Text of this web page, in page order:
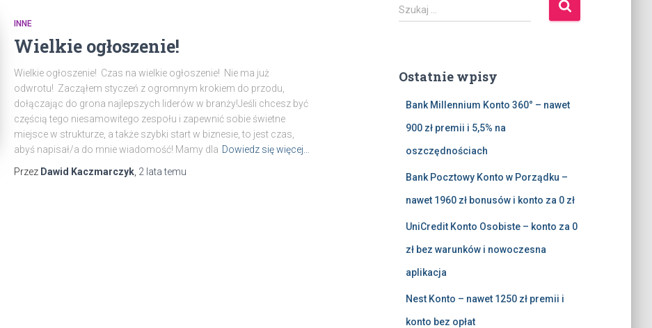
INNE
Wielkie ogłoszenie!
Wielkie ogłoszenie! Czas na wielkie ogłoszenie! Nie ma już
odwrotu! Zacząłem styczeń z ogromnym krokiem do przodu,
dołączając do grona najlepszych liderów w branży!Jeśli chcesz być
częścią tego niesamowitego zespołu i zapewnić sobie świetne
miejsce w strukturze, a także szybki start w biznesie, to jest czas,
abyś napisał/a do mnie wiadomość! Mamy dla Dowiedz się więcej…
Przez Dawid Kaczmarczyk 2 latatemu
S
z
j
Szukaj …
Ostatnie wpisy
Bank Millennium Konto 360° – nawet
900 zł premii i 5,5% na
oszczędnościach
Bank Pocztowy Konto w Porządku –
nawet 1960 zł bonusów i konto za 0 zł
UniCredit Konto Osobiste – konto za 0
zł bez warunków i nowoczesna
aplikacja
Nest Konto – nawet 1250 zł premii i
konto bez opłat